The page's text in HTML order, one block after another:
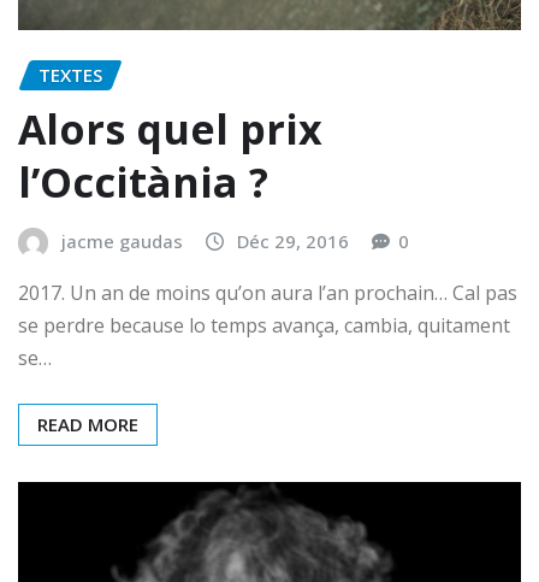
TEXTES
Alors quel prix
l’Occitània ?
jacme gaudas Déc 29, 2016 0
2017. Un an de moins qu’on aura l’an prochain… Cal pas
se perdre because lo temps avança, cambia, quitament
se…
READ MORE